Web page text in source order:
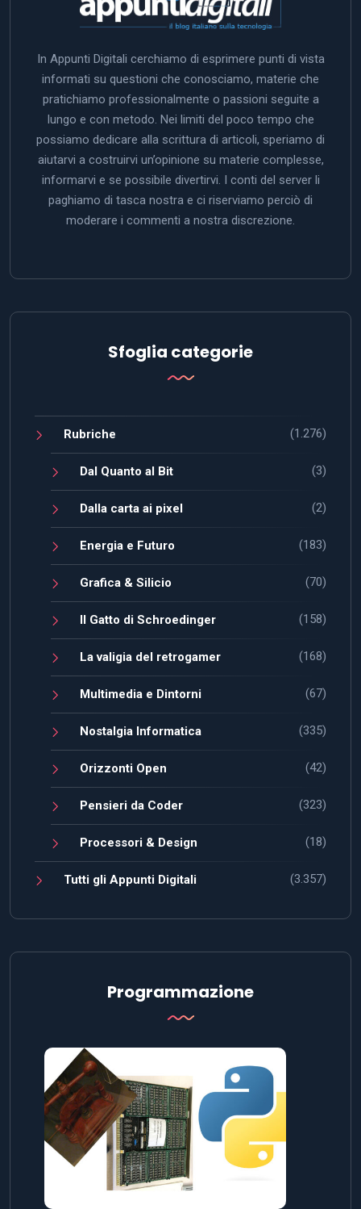
In Appunti Digitali cerchiamo di esprimere punti di vista
informati su questioni che conosciamo, materie che
pratichiamo professionalmente o passioni seguite a
lungo e con metodo. Nei limiti del poco tempo che
possiamo dedicare alla scrittura di articoli, speriamo di
aiutarvi a costruirvi un’opinione su materie complesse,
informarvi e se possibile divertirvi. I conti del server li
paghiamo di tasca nostra e ci riserviamo perciò di
moderare i commenti a nostra discrezione.
Sfoglia categorie
Rubriche (1.276)
Dal Quanto al Bit (3)
Dalla carta ai pixel (2)
Energia e Futuro (183)
Grafica & Silicio (70)
Il Gatto di Schroedinger (158)
La valigia del retrogamer (168)
Multimedia e Dintorni (67)
Nostalgia Informatica (335)
Orizzonti Open (42)
Pensieri da Coder (323)
Processori & Design (18)
Tutti gli Appunti Digitali (3.357)
Programmazione